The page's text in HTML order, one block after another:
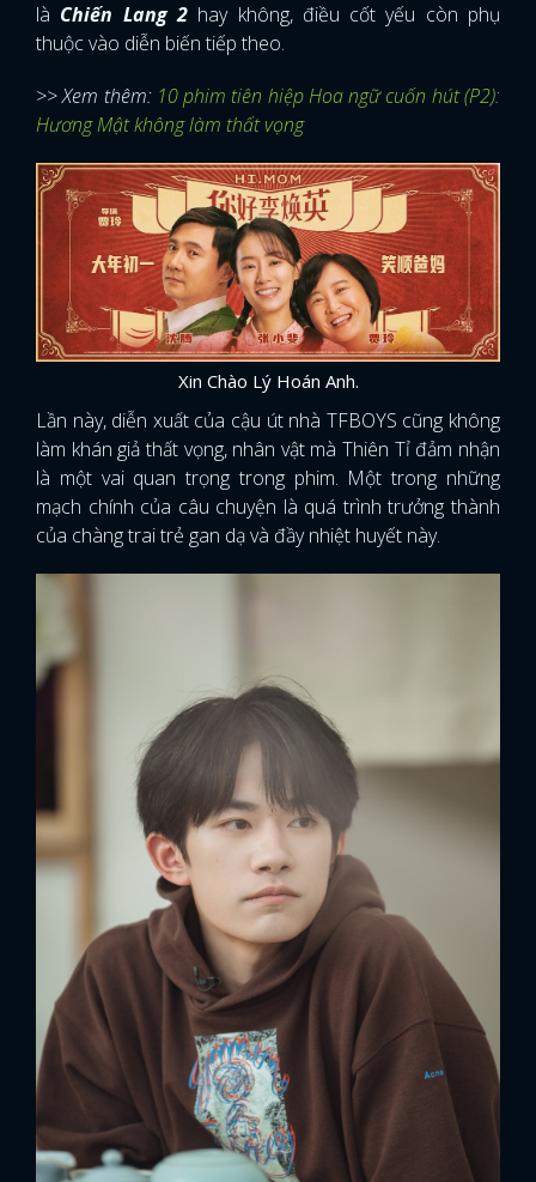
là Chiến Lang 2hay không, điều cốt yếu còn phụ
thuộc vào diễn biến tiếp theo.
>> Xem thêm: 10 phim tiên hiệp Hoa ngữ cuốn hút (P2):
Hương Mật không làm thất vọng
Xin Chào Lý Hoán Anh.
Lần này, diễn xuất của cậu út nhà TFBOYS cũng không
làm khán giả thất vọng, nhân vật mà Thiên Tỉ đảm nhận
là một vai quan trọng trong phim. Một trong những
mạch chính của câu chuyện là quá trình trưởng thành
của chàng trai trẻ gan dạ và đầy nhiệt huyết này.